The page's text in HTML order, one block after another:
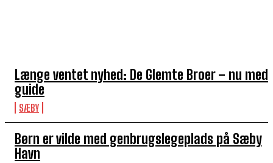
Længe ventet nyhed: De Glemte Broer – nu med
guide
SÆBY
Børn er vilde med genbrugslegeplads på Sæby
Havn